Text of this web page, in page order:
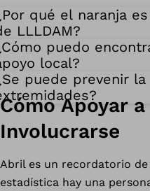
qué el naranja
LLLDAM?
puedo
local?
puede prevenir
Cómo Apoyar
Involucrarse
Abril es un recordatorio
estadística hay una